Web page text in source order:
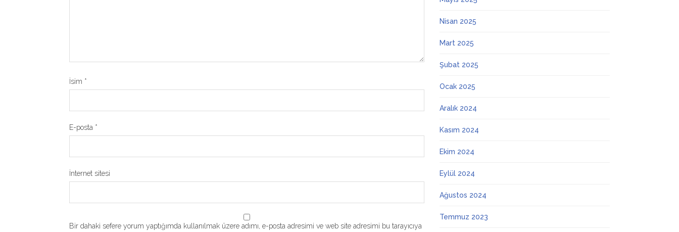
İsim *
E-posta *
İnternet sitesi
Bir dahaki sefere yorum yaptığımda kullanılmak üzere adımı, e-posta adresimi ve web site adresimi bu tarayıcıya
Nisan 2025
Mart 2025
Şubat 2025
Ocak 2025
Aralık 2024
Kasım 2024
Ekim 2024
Eylül 2024
Ağustos 2024
Temmuz 2023